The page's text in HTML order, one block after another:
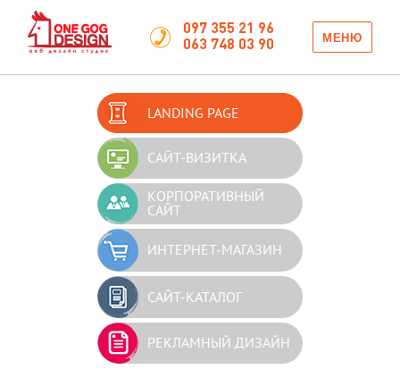
097 355 21 96
063 748 03 90
МЕНЮ
LANDING PAGE
САЙТ-ВИЗИТКА
КОРПОРАТИВНЫЙ
САЙТ
ИНТЕРНЕТ-МАГАЗИН
САЙТ-КАТАЛОГ
РЕКЛАМНЫЙ ДИЗАЙН